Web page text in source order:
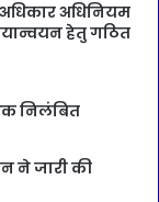
अधिनियम
हेतु गठित
निलंबित
ने जारी की